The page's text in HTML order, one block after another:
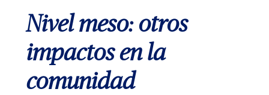
Nivel meso: otros
impactos en la
comunidad